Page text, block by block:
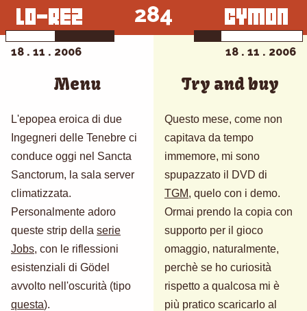
284
18 . 11 . 2006
Menu
L'epopea eroica di due
Ingegneri delle Tenebre ci
conduce oggi nel Sancta
Sanctorum, la sala server
climatizzata.
Personalmente adoro
queste strip della serie
Jobs, con le riflessioni
esistenziali di Gödel
avvolto nell'oscurità (tipo
questa).
18 . 11 . 2006
Try and buy
Questo mese, come non
capitava da tempo
immemore, mi sono
spupazzato il DVD di
TGM, quelo con i demo.
Ormai prendo la copia con
supporto per il gioco
omaggio, naturalmente,
perchè se ho curiosità
rispetto a qualcosa mi è
più pratico scaricarlo al